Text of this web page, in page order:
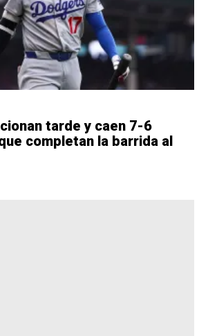
tarde y caen 7-6
completan la barrida al